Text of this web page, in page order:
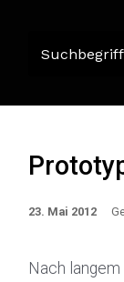
23. Mai 2012
Nach